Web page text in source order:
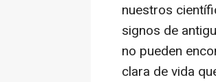
nuestros
signos de
no pueden
clara de vida